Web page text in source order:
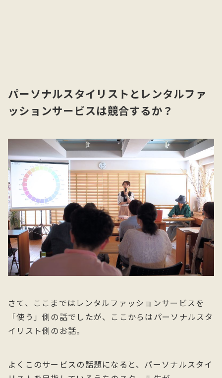
パーソナルスタイリストとレンタルファ
ッションサービスは競合するか？
さて、ここまではレンタルファッションサービスを
「使う」側の話でしたが、ここからはパーソナルスタ
イリスト側のお話。
よくこのサービスの話題になると、パーソナルスタイ